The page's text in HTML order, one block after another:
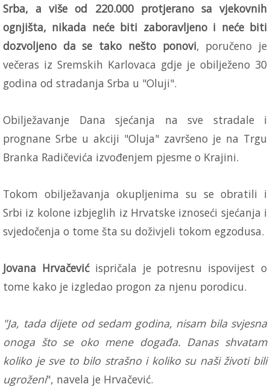
Srba, a više od 220.000 protjerano sa vjekovnih
ognjišta, nikada neće biti zaboravljeno i neće biti
dozvoljeno da se tako nešto ponovi, poručeno je
večeras iz Sremskih Karlovaca gdje je obilježeno 30
godina od stradanja Srba u "Oluji".
Obilježavanje Dana sjećanja na sve stradale i
prognane Srbe u akciji "Oluja" završeno je na Trgu
Branka Radičevića izvođenjem pjesme o Krajini.
Tokom obilježavanja okupljenima su se obratili i
Srbi iz kolone izbjeglih iz Hrvatske iznoseći sjećanja i
svjedočenja o tome šta su doživjeli tokom egzodusa.
Jovana Hrvačevićispričala je potresnu ispovijest o
tome kako je izgledao progon za njenu porodicu.
"Ja, tada dijete od sedam godina, nisam bila svjesna
onoga što se oko mene događa. Danas shvatam
koliko je sve to bilo strašno i koliko su naši životi bili
ugroženi", navela je Hrvačević.